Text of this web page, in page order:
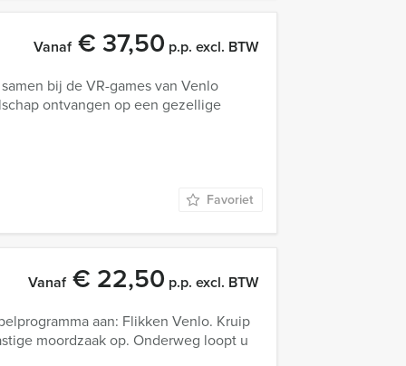
Vanaf€ 37,50 p.p. excl. BTW
bij de VR-games van Venlo
ontvangen op een gezellige
Favoriet
Vanaf€ 22,50 p.p. excl. BTW
aan: Flikken Venlo. Kruip
moordzaak op. Onderweg loopt u